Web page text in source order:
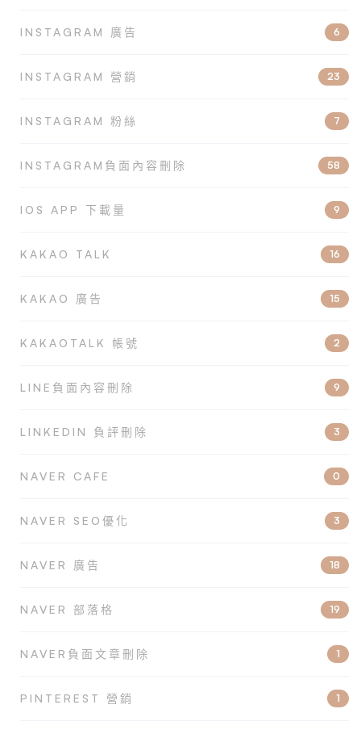
INSTAGRAM 廣告 6
INSTAGRAM 營銷 23
INSTAGRAM 粉絲 7
INSTAGRAM負面內容刪除 58
IOS APP 下載量 9
KAKAO TALK 16
KAKAO 廣告 15
KAKAOTALK 帳號 2
LINE負面內容刪除 9
LINKEDIN 負評刪除 3
NAVER CAFE 0
NAVER SEO優化 3
NAVER 廣告 18
NAVER 部落格 19
NAVER負面文章刪除 1
PINTEREST 營銷 1